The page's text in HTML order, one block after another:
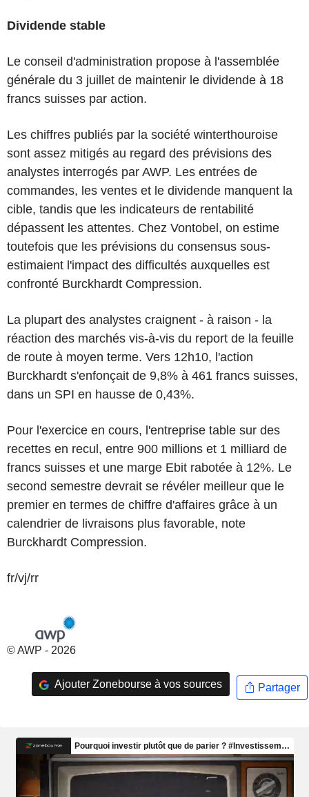
Dividende stable
Le conseil d'administration propose à l'assemblée
générale du 3 juillet de maintenir le dividende à 18
francs suisses par action.
Les chiffres publiés par la société winterthouroise
sont assez mitigés au regard des prévisions des
analystes interrogés par AWP. Les entrées de
commandes, les ventes et le dividende manquent la
cible, tandis que les indicateurs de rentabilité
dépassent les attentes. Chez Vontobel, on estime
toutefois que les prévisions du consensus sous-
estimaient l'impact des difficultés auxquelles est
confronté Burckhardt Compression.
La plupart des analystes craignent - à raison - la
réaction des marchés vis-à-vis du report de la feuille
de route à moyen terme. Vers 12h10, l'action
Burckhardt s'enfonçait de 9,8% à 461 francs suisses,
dans un SPI en hausse de 0,43%.
Pour l'exercice en cours, l'entreprise table sur des
recettes en recul, entre 900 millions et 1 milliard de
francs suisses et une marge Ebit rabotée à 12%. Le
second semestre devrait se révéler meilleur que le
premier en termes de chiffre d'affaires grâce à un
calendrier de livraisons plus favorable, note
Burckhardt Compression.
fr/vj/rr
© AWP - 2026
Ajouter Zonebourse à vos sources Partager